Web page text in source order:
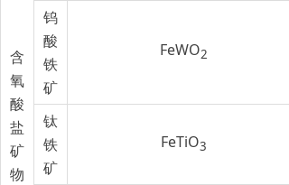
含
氧
酸
盐
矿
物
钨
酸
铁
矿
FeWO2
钛
铁
矿
FeTiO3